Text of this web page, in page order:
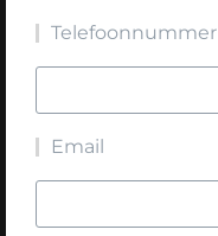
Telefoonnummer
Email